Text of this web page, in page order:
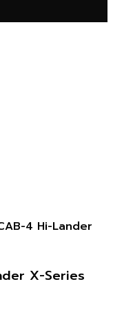
4 Hi-Lander
X-Series